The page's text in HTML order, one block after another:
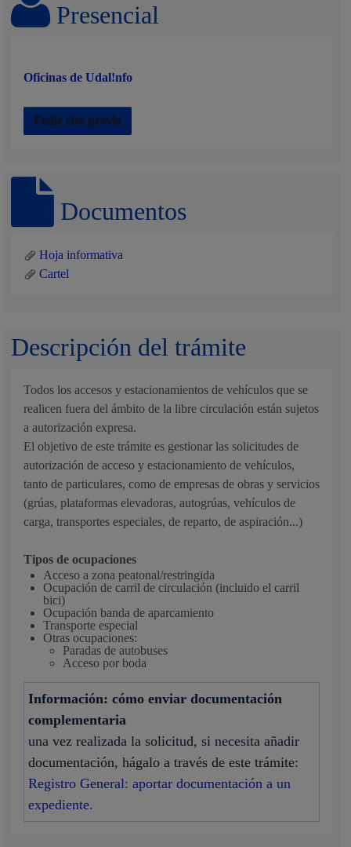
Presencial
Oficinas de Udal!nfo
Pedir cita previa
Documentos
Hoja informativa
Cartel
Descripción del trámite
Todos los accesos y estacionamientos de vehículos que se
realicen fuera del ámbito de la libre circulación están sujetos
a autorización expresa.
El objetivo de este trámite es gestionar las solicitudes de
autorización de acceso y estacionamiento de vehículos,
tanto de particulares, como de empresas de obras y servicios
(grúas, plataformas elevadoras, autogrúas, vehículos de
carga, transportes especiales, de reparto, de aspiración...)
Tipos de ocupaciones
Acceso a zona peatonal/restringida
Ocupación de carril de circulación (incluido el carril
bici)
Ocupación banda de aparcamiento
Transporte especial
Otras ocupaciones:
Paradas de autobuses
Acceso por boda
Información: cómo enviar documentación
complementaria
una vez realizada la solicitud, si necesita añadir
documentación, hágalo a través de este trámite:
Registro General: aportar documentación a un
expediente.